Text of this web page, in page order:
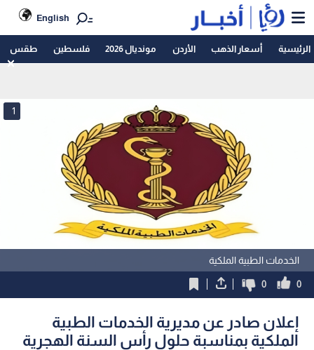
English
الرئيسية أسعار الذهب الأردن مونديال 2026 فلسطين طقس
الخدمات الطبية الملكية
1
0
0
إعلان صادر عن مديرية الخدمات الطبية
الملكية بمناسبة حلول رأس السنة الهجرية